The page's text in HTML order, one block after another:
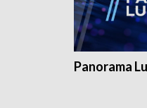
Panorama